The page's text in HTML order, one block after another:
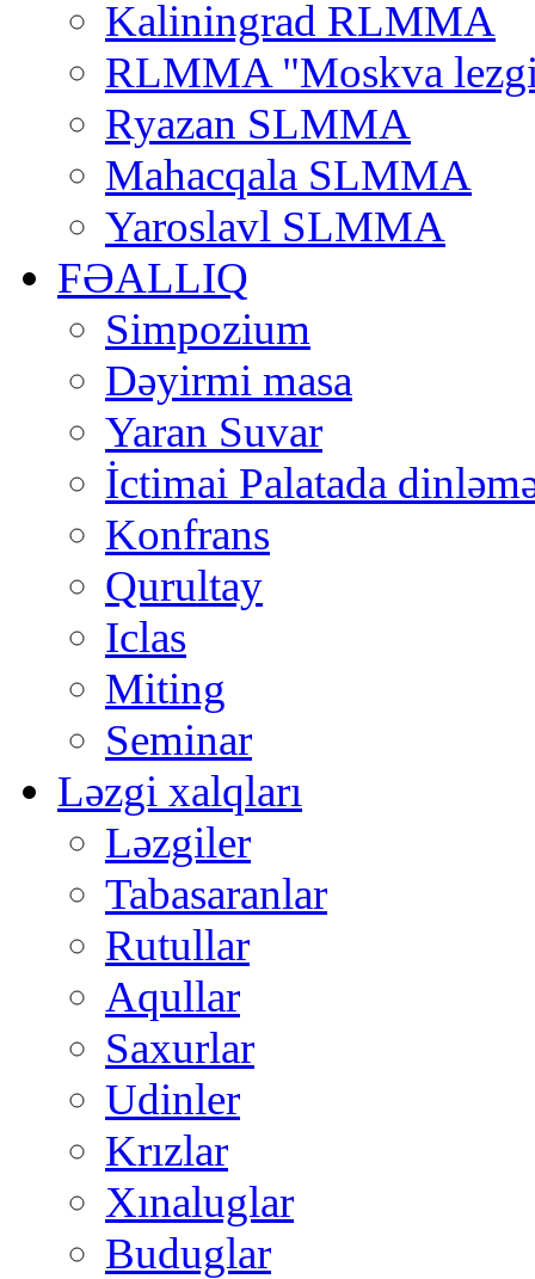
Kaliningrad RLMMA
RLMMA "Moskva
Ryazan SLMMA
Mahacqala SLMMA
Yaroslavl SLMMA
FƏALLIQ
Simpozium
Dəyirmi masa
Yaran Suvar
İctimai Palatada
Konfrans
Qurultay
Iclas
Miting
Seminar
Ləzgi xalqları
Ləzgiler
Tabasaranlar
Rutullar
Aqullar
Saxurlar
Udinler
Krızlar
Xınaluglar
Buduglar